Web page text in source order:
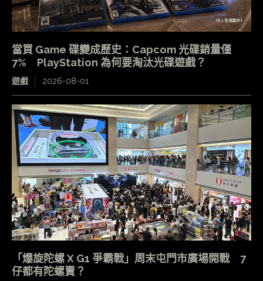
當買 Game 碟變成歷史：Capcom 光碟銷量僅
7% PlayStation 為何要淘汰光碟遊戲？
遊戲 2026-08-01
「爆旋陀螺 X G1 爭霸戰」周末屯門市廣場開戰 7
仔都有陀螺賣？